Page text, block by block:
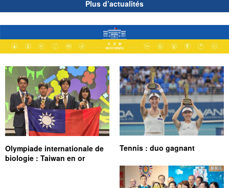
Plus d’actualités
Olympiade internationale de
biologie : Taiwan en or
Tennis : duo gagnant